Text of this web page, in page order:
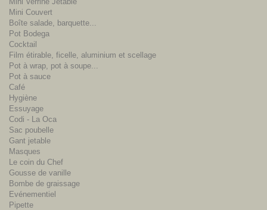
Mini Couvert
Boîte salade, barquette...
Pot Bodega
Cocktail
Film étirable, ficelle, aluminium et scellage
Pot à wrap, pot à soupe...
Pot à sauce
Café
Hygiène
Essuyage
Codi - La Oca
Sac poubelle
Gant jetable
Masques
Le coin du Chef
Gousse de vanille
Bombe de graissage
Evénementiel
Pipette